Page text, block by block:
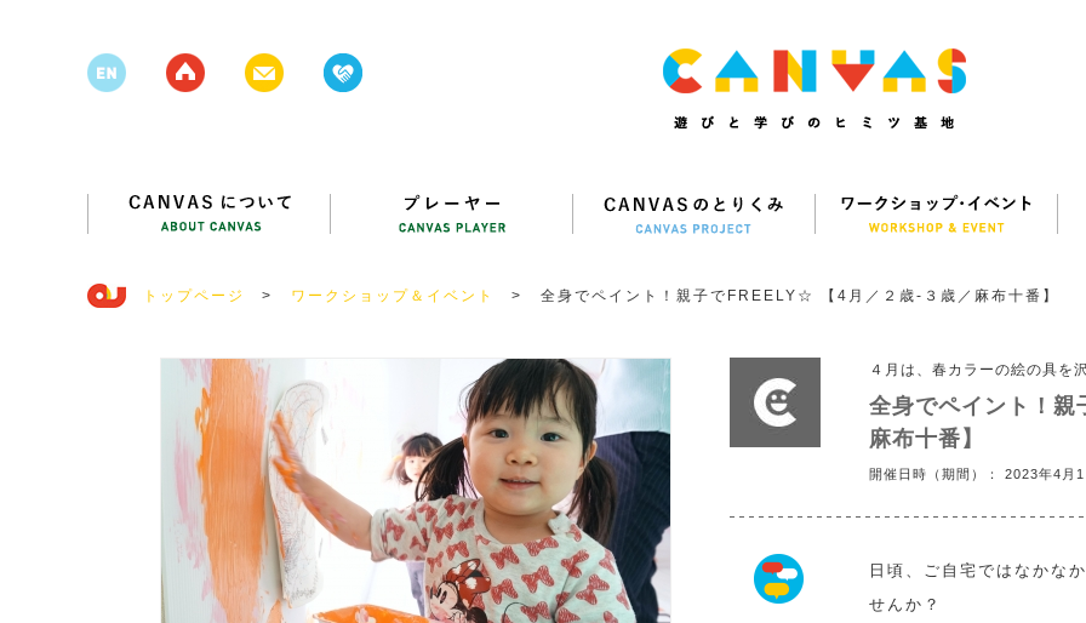
トップページ > ワークショップ＆イベント > 全身でペイント！親子でFREELY☆ 【4月／２歳-３歳／麻布十番】
４月は、春カラーの絵の具を
全身でペイント！
麻布十番】
開催日時（期間）： 2023年4月
日頃、ご自宅ではなかな
せんか？